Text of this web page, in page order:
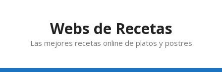
Webs de Recetas
Las mejores recetas online de platos y postres